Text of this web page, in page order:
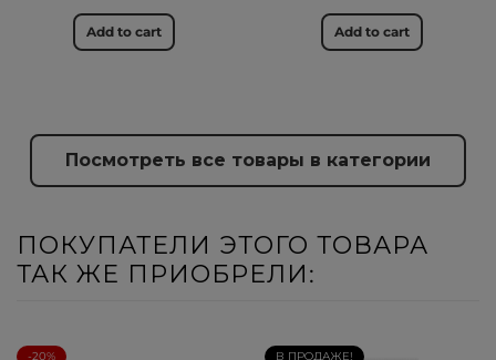
Add to cart Add to cart
Посмотреть все товары в категории
ПОКУПАТЕЛИ ЭТОГО ТОВАРА
ТАК ЖЕ ПРИОБРЕЛИ:
-20% В ПРОДАЖЕ!